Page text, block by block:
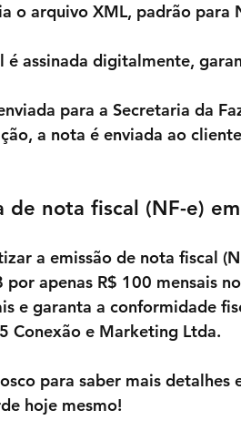
o arquivo XML, padrão para
é assinada digitalmente,
para a Secretaria da
a nota é enviada ao
nota fiscal (NF-e)
a emissão de nota fiscal
por apenas R$ 100 mensais
e garanta a conformidade
Conexão e Marketing Ltda.
para saber mais detalhes
hoje mesmo!